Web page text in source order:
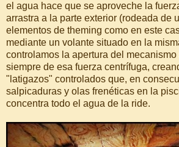
el agua hace que se aproveche la
arrastra a la parte exterior (rodeada de
elementos de theming como en este
mediante un volante situado en la
controlamos la apertura del
siempre de esa fuerza centrífuga,
"latigazos" controlados que, en
salpicaduras y olas frenéticas en la
concentra todo el agua de la ride.